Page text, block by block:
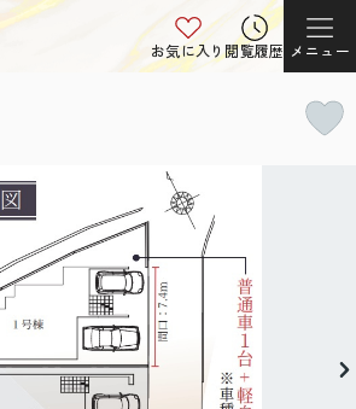
お気に入り閲覧履歴 メニュー